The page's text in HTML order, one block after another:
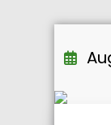
to